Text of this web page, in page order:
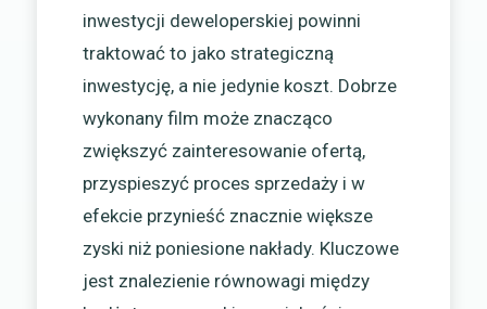
inwestycji deweloperskiej powinni
traktować to jako strategiczną
inwestycję, a nie jedynie koszt. Dobrze
wykonany film może znacząco
zwiększyć zainteresowanie ofertą,
przyspieszyć proces sprzedaży i w
efekcie przynieść znacznie większe
zyski niż poniesione nakłady. Kluczowe
jest znalezienie równowagi między